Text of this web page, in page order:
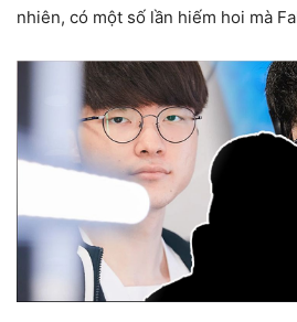
nhiên, có một số lần hiếm hoi mà